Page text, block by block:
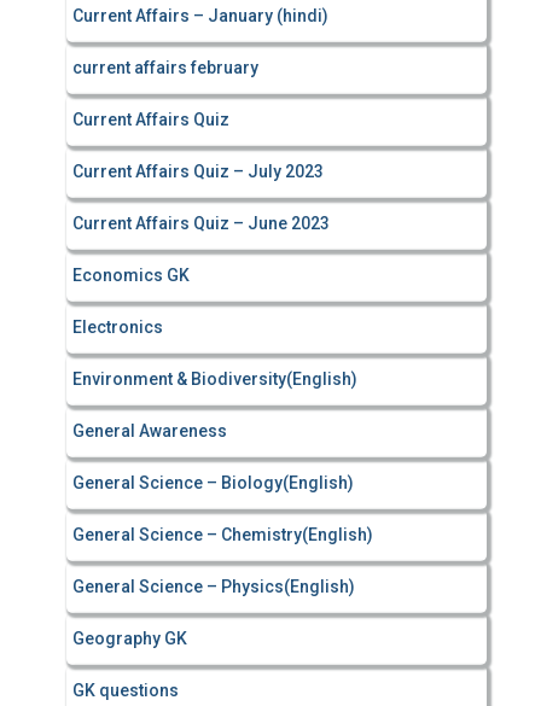
Current Affairs – January (hindi)
current affairs february
Current Affairs Quiz
Current Affairs Quiz – July 2023
Current Affairs Quiz – June 2023
Economics GK
Electronics
Environment & Biodiversity(English)
General Awareness
General Science – Biology(English)
General Science – Chemistry(English)
General Science – Physics(English)
Geography GK
GK questions